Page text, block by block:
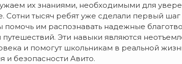
их знаниями, необходимыми для
тысяч ребят уже сделали первый
помочь им распознавать надежные
Эти навыки являются
и помогут школьникам в реальной
и безопасности Авито.